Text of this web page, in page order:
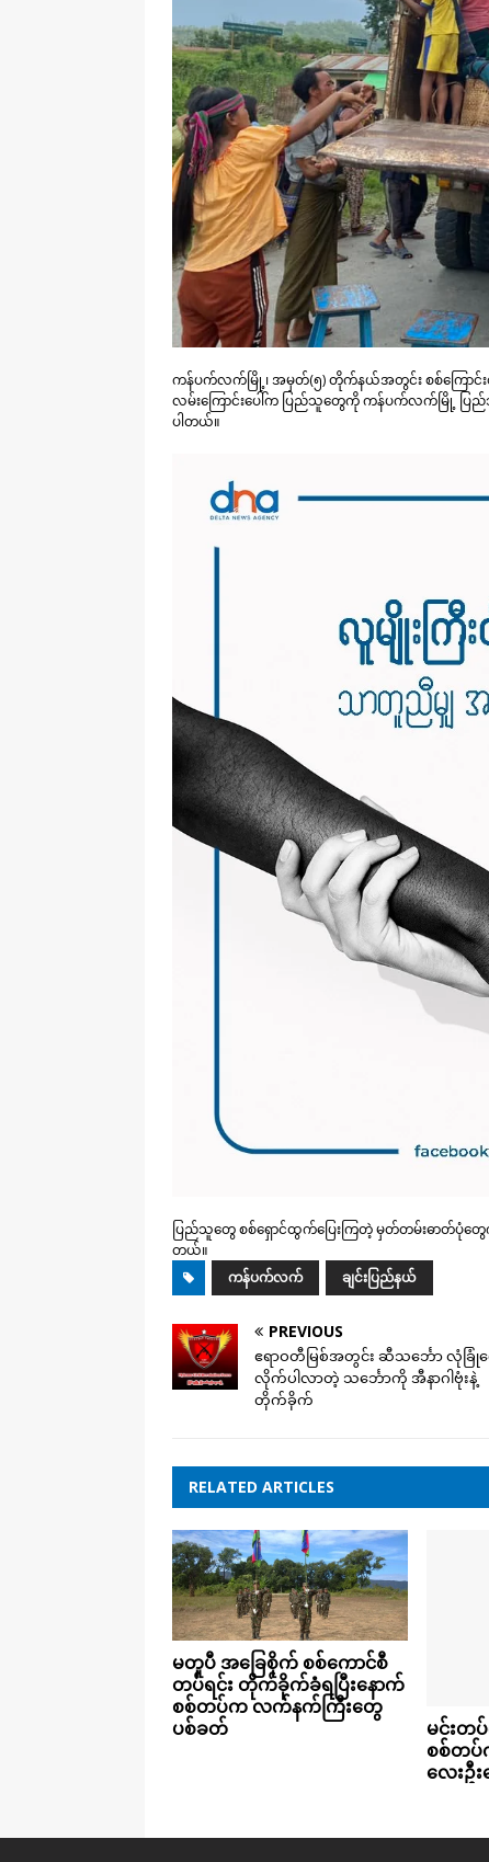
ကန်ပက်လက်မြို့၊ အမှတ်(၅) တိုက်နယ်အတွင်း စစ်ကြော
လမ်းကြောင်းပေါ်က ပြည်သူတွေကို ကန်ပက်လက်မြို့ ပြည်
ပါတယ်။
ပြည်သူတွေ စစ်ရှောင်ထွက်ပြေးကြတဲ့ မှတ်တမ်းဓာတ်ပုံ
တယ်။
ကန်ပက်လက်
ချင်းပြည်နယ်
PREVIOUS
ဧရာဝတီမြစ်အတွင်း ဆီသင်္ဘော လုံခြုံ‌ရ
လိုက်ပါလာတဲ့ သင်္ဘောကို အီနာဂါဗုံးနဲ့
တိုက်ခိုက်
RELATED ARTICLES
မတူပီ အခြေစိုက် စစ်ကောင်စီ
တပ်ရင်း တိုက်ခိုက်ခံရပြီးနောက်
စစ်တပ်က လက်နက်ကြီးတွေ
ပစ်ခတ်
မင်းတ
စစ်တပ်
လေးဦ